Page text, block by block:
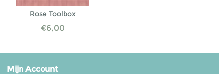
Rose Toolbox
€6,00
Mijn Account